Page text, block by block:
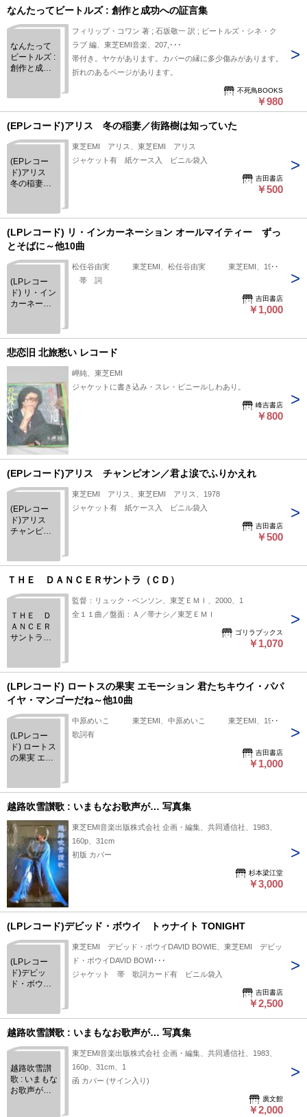
なんたってビートルズ : 創作と成功への証言集
なんたって
ビートルズ :
創作と成功
フィリップ・コワン 著 ; 石坂敬一 訳 ; ビートルズ・シネ・ク
ラブ 編、東芝EMI音楽、207,･･･
帯付き。ヤケがあります。カバーの縁に多少傷みがあります。
折れのあるページがあります。
不死鳥BOOKS
￥980
(EPレコード)アリス 冬の稲妻／街路樹は知っていた
(EPレコー
ド)アリス
冬の稲妻／
東芝EMI アリス、東芝EMI アリス
ジャケット有 紙ケース入 ビニル袋入
吉田書店
￥500
(LPレコード) リ・インカーネーション オールマイティー ずっ
とそばに～他10曲
(LPレコー
ド) リ・イン
カーネーシ
ー ずっと
そばに～他
10曲
松任谷由実 東芝EMI、松任谷由実 東芝EMI、1983
帯 詞
吉田書店
￥1,000
悲恋旧 北旅愁い レコード
岬純、東芝EMI
ジャケットに書き込み・スレ・ビニールしわあり。
峰吉書店
￥800
(EPレコード)アリス チャンピオン／君よ涙でふりかえれ
(EPレコー
ド)アリス
チャンピオ
れ
東芝EMI アリス、東芝EMI アリス、1978
ジャケット有 紙ケース入 ビニル袋入
吉田書店
￥500
ＴＨＥ ＤＡＮＣＥＲサントラ（ＣＤ）
ＴＨＥ Ｄ
ＡＮＣＥＲ
サントラ
監督：リュック・ベンソン、東芝ＥＭＩ、2000、1
全１１曲／盤面：Ａ／帯ナシ／東芝ＥＭＩ
ゴリラブックス
￥1,070
(LPレコード) ロートスの果実 エモーション 君たちキウイ・パパ
イヤ・マンゴーだね～他10曲
(LPレコー
ド) ロートス
の果実 エモ
イ・パパイ
ヤ・マンゴ
ーだね～他
10曲
中原めいこ 東芝EMI、中原めいこ 東芝EMI、1984
歌詞有
吉田書店
￥1,000
越路吹雪讃歌 : いまもなお歌声が… 写真集
東芝EMI音楽出版株式会社 企画・編集、共同通信社、1983、
160p、31cm
初版 カバー
杉本梁江堂
￥3,000
(LPレコード)デビッド・ボウイ トゥナイト TONIGHT
(LPレコー
ド)デビッ
ド・ボウ
TONIGHT
東芝EMI デビッド・ボウイDAVID BOWIE、東芝EMI デビッ
ド・ボウイDAVID BOWI･･･
ジャケット 帯 歌詞カード有 ビニル袋入
吉田書店
￥2,500
越路吹雪讃歌 : いまもなお歌声が… 写真集
越路吹雪讃
歌 : いまもな
お歌声が…
東芝EMI音楽出版株式会社 企画・編集、共同通信社、1983、
160p、31cm、1
函 カバー (サイン入り)
廣文館
￥2,000